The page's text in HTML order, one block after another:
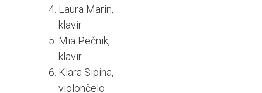
Laura Marin,
klavir
Mia Pečnik,
klavir
Klara Sipina,
violončelo